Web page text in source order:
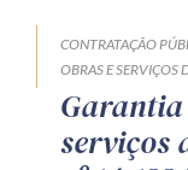
CONTRATAÇÃO
OBRAS E SERVIÇOS
serviços